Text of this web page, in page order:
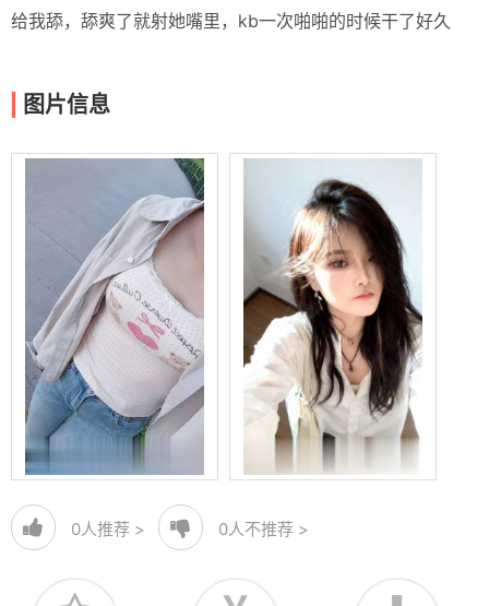
给我舔，舔爽了就射她嘴里，kb一次啪啪的时候干了好久
图片信息
0人推荐 > 0人不推荐 >